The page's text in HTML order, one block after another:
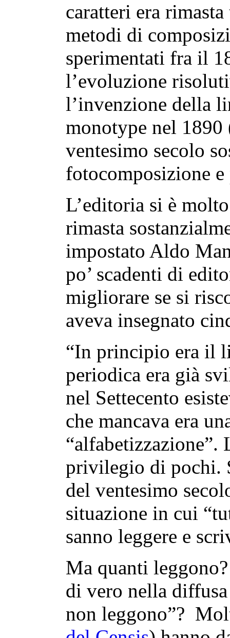
caratteri era
metodi di
sperimentati fra il
l’evoluzione
l’invenzione della
monotype nel 1890
ventesimo secolo
fotocomposizione
L’editoria si è
rimasta
impostato Aldo
po’ scadenti di
migliorare se si
aveva insegnato
“In principio era il
periodica era già
nel Settecento
che mancava era
“alfabetizzazione”.
privilegio di pochi.
del ventesimo
situazione in cui
sanno leggere e
Ma quanti
di vero nella
non leggono”?